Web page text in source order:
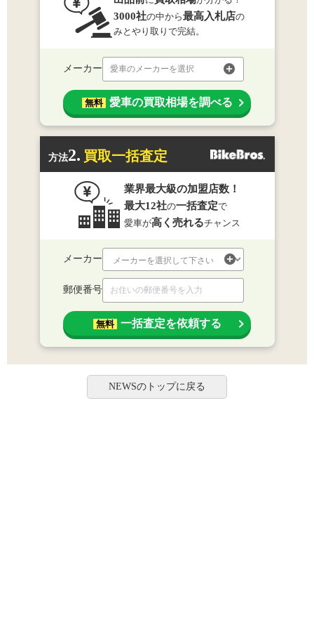
3000社の中から最高入札店の
みとやり取りで完結。
メーカー 愛車のメーカーを選択
無料 愛車の買取相場を調べる
方法2. 買取一括査定
業界最大級の加盟店数！
最大12社の一括査定で
愛車が高く売れるチャンス
メーカー
郵便番号
無料 一括査定を依頼する
NEWSのトップに戻る